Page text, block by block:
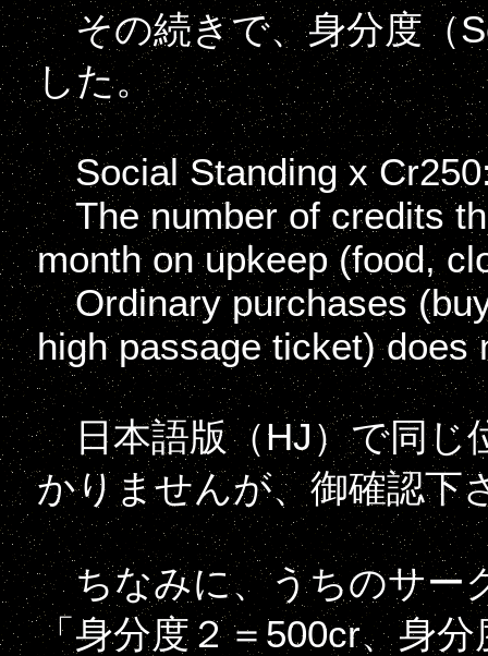
その続きで、身分度（
した。
Social Standing x
The number of credits
month on upkeep (food,
Ordinary purchases
high passage ticket)
日本語版（HJ）で同じ
かりませんが、御確認下
ちなみに、うちのサー
「身分度２＝500cr、身